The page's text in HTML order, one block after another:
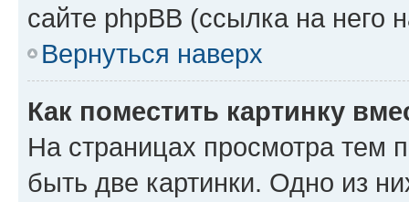
сайте phpBB (ссылка на него
Вернуться наверх
Как поместить картинку
На страницах просмотра тем
быть две картинки. Одно из